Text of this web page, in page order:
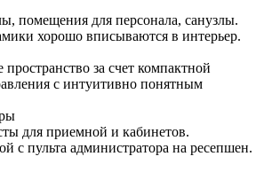
помещения для персонала, санузлы.
хорошо вписываются в интерьер.
за счет компактной
с интуитивно понятным
для приемной и кабинетов.
с пульта администратора на ресепшен.